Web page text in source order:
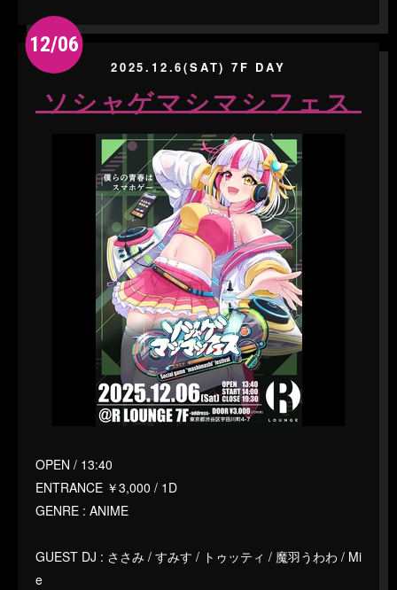
12/06
2025.12.6(SAT) 7F DAY
ソシャゲマシマシフェス
OPEN / 13:40
ENTRANCE ￥3,000 / 1D
GENRE : ANIME
GUEST DJ : ささみ / すみす / トゥッティ / 魔羽うわわ / Mi
e